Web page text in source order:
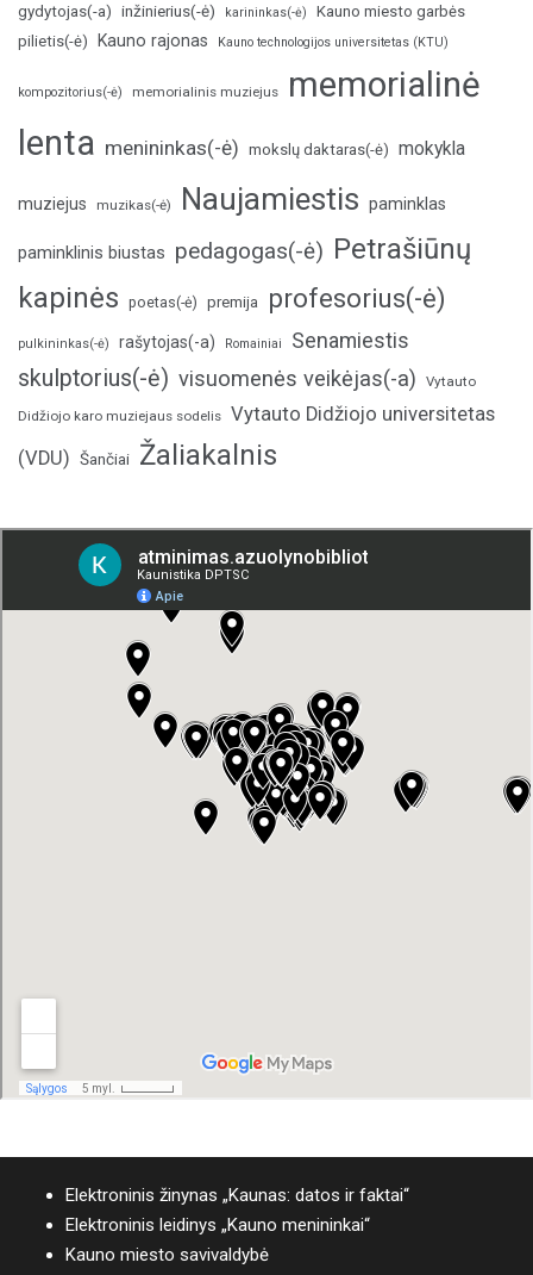
gydytojas(-a) inžinierius(-ė) karininkas(-ė)
Kauno miesto garbės
pilietis(-ė)
Kauno rajonas Kauno technologijos universitetas (KTU)
kompozitorius(-ė) memorialinis muziejus
memorialinė
lenta menininkas(-ė) mokslų daktaras(-ė) mokykla
muziejus muzikas(-ė) Naujamiestis paminklas
paminklinis biustas pedagogas(-ė) Petrašiūnų
kapinės poetas(-ė) premija profesorius(-ė)
pulkininkas(-ė) rašytojas(-a) Romainiai Senamiestis
skulptorius(-ė) visuomenės veikėjas(-a) Vytauto
Didžiojo karo muziejaus sodelis Vytauto Didžiojo universitetas
(VDU) Šančiai Žaliakalnis
Elektroninis žinynas „Kaunas: datos ir faktai“
Elektroninis leidinys „Kauno menininkai“
Kauno miesto savivaldybė